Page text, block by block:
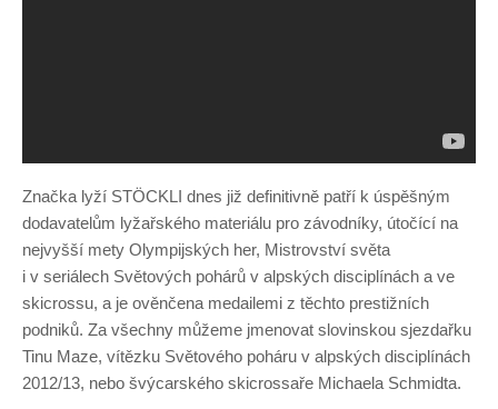
Značka lyží STÖCKLI dnes již definitivně patří k úspěšným
dodavatelům lyžařského materiálu pro závodníky, útočící na
nejvyšší mety Olympijských her, Mistrovství světa
i v seriálech Světových pohárů v alpských disciplínách a ve
skicrossu, a je ověnčena medailemi z těchto prestižních
podniků. Za všechny můžeme jmenovat slovinskou sjezdařku
Tinu Maze, vítězku Světového poháru v alpských disciplínách
2012/13, nebo švýcarského skicrossaře Michaela Schmidta.